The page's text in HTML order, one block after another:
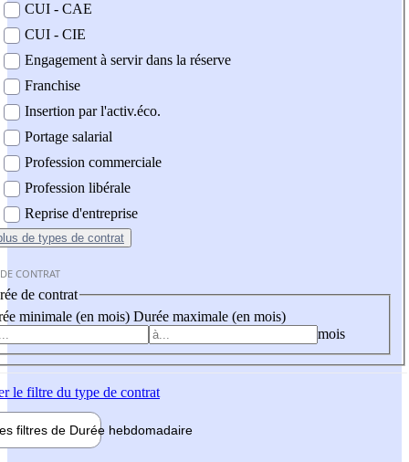
CUI - CAE
CUI - CIE
Engagement à servir dans la réserve
Franchise
Insertion par l'activ.éco.
Portage salarial
Profession commerciale
Profession libérale
Reprise d'entreprise
de types de contrat
CONTRAT
de contrat
minimale (en mois) Durée maximale (en mois)
mois
le filtre du type de contrat
filtres de Durée hebdomadaire